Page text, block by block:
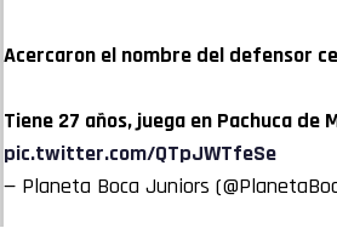
Acercaron el nombre del defensor
Tiene 27 años, juega en Pachuca
pic.twitter.com/QTpJWTfeSe
— Planeta Boca Juniors